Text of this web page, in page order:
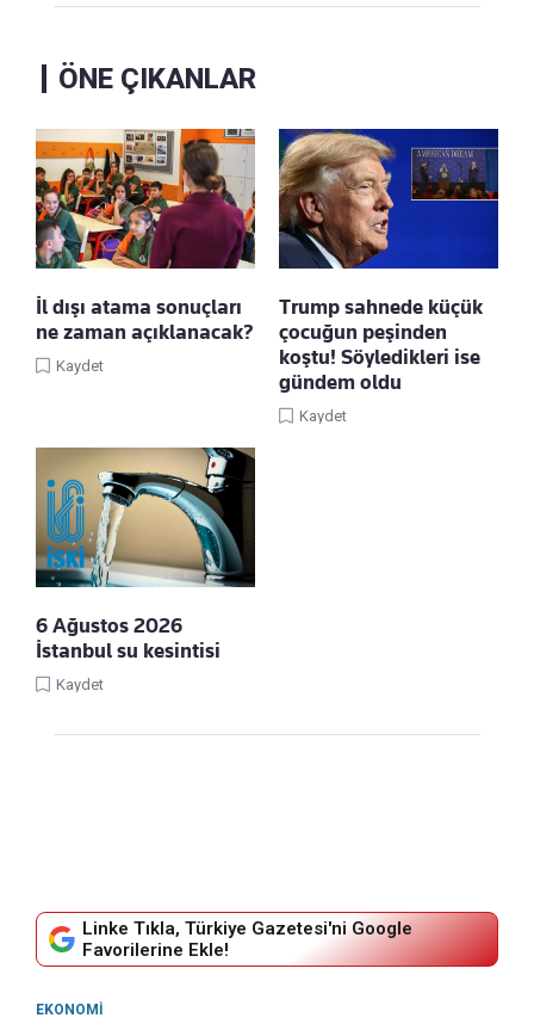
ÖNE ÇIKANLAR
İl dışı atama sonuçları
ne zaman açıklanacak?
Kaydet
Trump sahnede küçük
çocuğun peşinden
koştu! Söyledikleri ise
gündem oldu
Kaydet
6 Ağustos 2026
İstanbul su kesintisi
Kaydet
Linke Tıkla, Türkiye Gazetesi'ni Google
Favorilerine Ekle!
EKONOMI